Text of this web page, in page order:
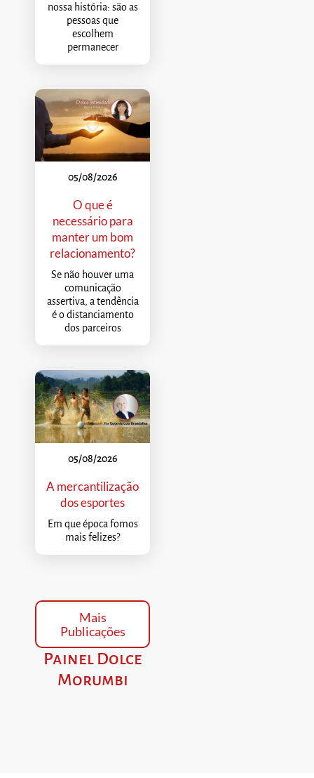
nossa história: são as
pessoas que
escolhem
permanecer
05/08/2026
O que é
necessário para
manter um bom
relacionamento?
Se não houver uma
comunicação
assertiva, a tendência
é o distanciamento
dos parceiros
05/08/2026
A mercantilização
dos esportes
Em que época fomos
mais felizes?
Mais
Publicações
Painel Dolce
Morumbi